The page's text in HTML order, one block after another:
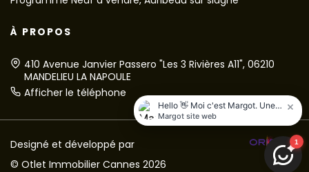
À PROPOS
410 Avenue Janvier Passero "Les 3 Rivières A11", 06210
MANDELIEU LA NAPOULE
Afficher le téléphone
Designé et développé par
© Otlet Immobilier Cannes 2026